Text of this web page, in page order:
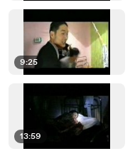
9:25
13:59